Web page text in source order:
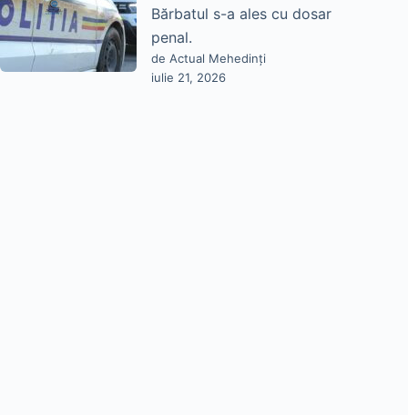
Bărbatul s-a ales cu dosar
penal.
de Actual Mehedinți
iulie 21, 2026